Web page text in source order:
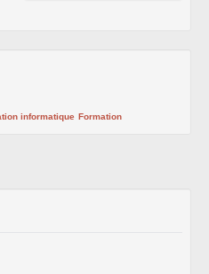
informatique Formation